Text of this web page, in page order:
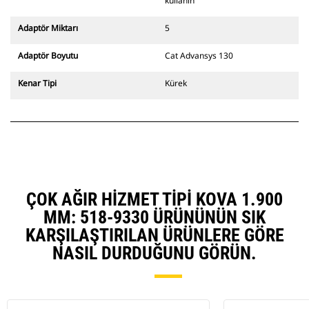
sistemle uyumlu ataşmanlar, sabit
menteşeleri kullanır. CW Özel
takoz tarzı kilitleme sistemi
tüm paletli ve tekerlekli
Adaptör Miktarı 5
Adaptör Boyutu Cat Advansys 130
Kenar Tipi Kürek
ÇOK AĞIR HIZMET TIPI KOVA 1.900
MM: 518-9330 ÜRÜNÜNÜN SIK
KARŞILAŞTIRILAN ÜRÜNLERE GÖRE
NASIL DURDUĞUNU GÖRÜN.